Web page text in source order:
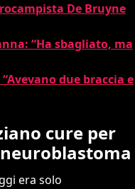
De Bruyne
“Ha sbagliato, ma
due braccia e
cure per
era solo